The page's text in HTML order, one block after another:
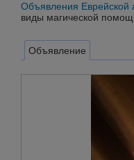
Объявления Еврейской
виды магической
Объявление